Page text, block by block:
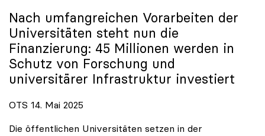
Nach umfangreichen Vorarbeiten der
Universitäten steht nun die
Finanzierung: 45 Millionen werden in
Schutz von Forschung und
universitärer Infrastruktur investiert
OTS 14. Mai 2025
Die öffentlichen Universitäten setzen in der